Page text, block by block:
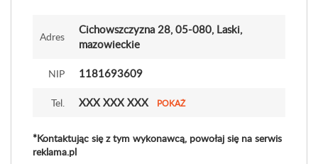
Adres
Cichowszczyzna 28, 05-080, Laski,
mazowieckie
NIP 1181693609
Tel. XXX XXX XXX POKAŻ
*Kontaktując się z tym wykonawcą, powołaj się na serwis
reklama.pl